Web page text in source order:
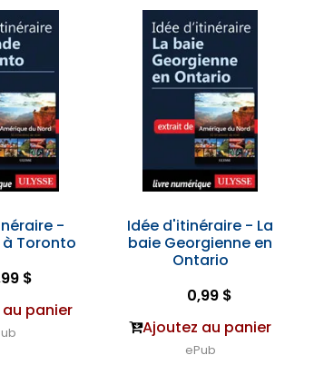
-
Toronto
$
panier
Idée d'itinéraire - La
baie Georgienne en
Ontario
0,99 $
Ajoutez au panier
ePub